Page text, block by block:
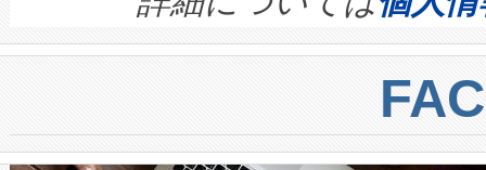
BESS stack to ensure battery
centers. Voltaiqは、ai&のAI
からシステム統合、試運転、
ートル先まで検出でき、これ
トに対して約600メートルに
では、反射率10％のターゲッ